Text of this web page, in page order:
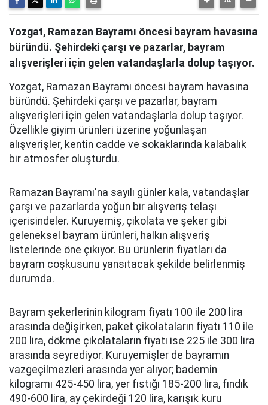
Yozgat, Ramazan Bayramı öncesi bayram havasına
büründü. Şehirdeki çarşı ve pazarlar, bayram
alışverişleri için gelen vatandaşlarla dolup taşıyor.
Yozgat, Ramazan Bayramı öncesi bayram havasına
büründü. Şehirdeki çarşı ve pazarlar, bayram
alışverişleri için gelen vatandaşlarla dolup taşıyor.
Özellikle giyim ürünleri üzerine yoğunlaşan
alışverişler, kentin cadde ve sokaklarında kalabalık
bir atmosfer oluşturdu.
Ramazan Bayramı'na sayılı günler kala, vatandaşlar
çarşı ve pazarlarda yoğun bir alışveriş telaşı
içerisindeler. Kuruyemiş, çikolata ve şeker gibi
geleneksel bayram ürünleri, halkın alışveriş
listelerinde öne çıkıyor. Bu ürünlerin fiyatları da
bayram coşkusunu yansıtacak şekilde belirlenmiş
durumda.
Bayram şekerlerinin kilogram fiyatı 100 ile 200 lira
arasında değişirken, paket çikolataların fiyatı 110 ile
200 lira, dökme çikolataların fiyatı ise 225 ile 300 lira
arasında seyrediyor. Kuruyemişler de bayramın
vazgeçilmezleri arasında yer alıyor; bademin
kilogramı 425-450 lira, yer fıstığı 185-200 lira, fındık
490-600 lira, ay çekirdeği 120 lira, karışık kuru